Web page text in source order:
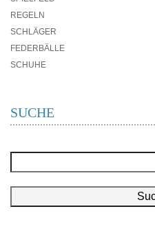
REGELN
SCHLÄGER
FEDERBÄLLE
SCHUHE
SUCHE